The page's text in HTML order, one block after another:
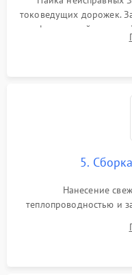
токоведущих дорожек.
инфракрасной
BIOS или
5.
Нанесение
теплопроводностью и
шлейфов, модулей